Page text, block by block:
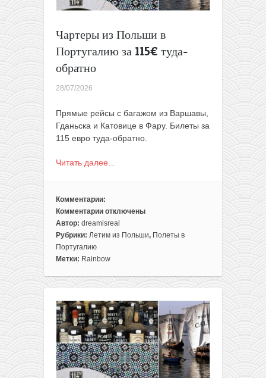
Чартеры из Польши в
Португалию за 115€ туда-
обратно
28/07/2026
Прямые рейсы с багажом из Варшавы,
Гданьска и Катовице в Фару. Билеты за
115 евро туда-обратно.
Читать далее…
Комментарии:
Комментарии
к
записи
Чартеры
из
в
за
115€
туда-
обратно
отключены
Автор: dreamisreal
Рубрики: Летим из Польши, Полеты в
Португалию
Метки: Rainbow